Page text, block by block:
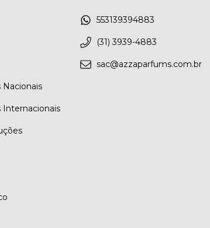
Internacionais
553139394883
(31) 3939-4883
sac@azzaparfums.com.br